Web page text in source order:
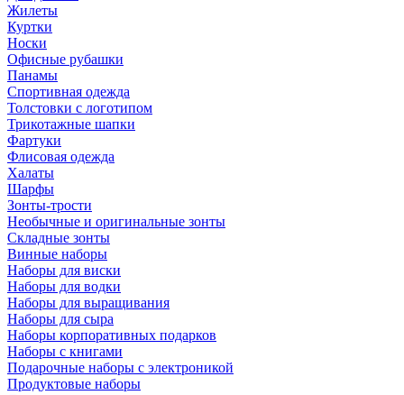
Жилеты
Куртки
Носки
Офисные рубашки
Панамы
Спортивная одежда
Толстовки с логотипом
Трикотажные шапки
Фартуки
Флисовая одежда
Халаты
Шарфы
Зонты-трости
Необычные и оригинальные зонты
Складные зонты
Винные наборы
Наборы для виски
Наборы для водки
Наборы для выращивания
Наборы для сыра
Наборы корпоративных подарков
Наборы с книгами
Подарочные наборы с электроникой
Продуктовые наборы